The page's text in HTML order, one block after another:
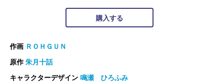
購入する
作画 ＲＯＨＧＵＮ
原作朱月十話
キャラクターデザイン 鳴瀬 ひろふみ